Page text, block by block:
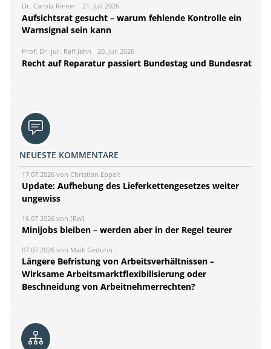
Dr. Carola Rinker 21. Juli 2026
Aufsichtsrat gesucht – warum fehlende Kontrolle ein
Warnsignal sein kann
Prof. Dr. jur. Ralf Jahn 20. Juli 2026
Recht auf Reparatur passiert Bundestag und Bundesrat
NEUESTE KOMMENTARE
17.07.2026 von Christian Eppelt
Update: Aufhebung des Lieferkettengesetzes weiter
ungewiss
16.07.2026 von [Rw]
Minijobs bleiben – werden aber in der Regel teurer
07.07.2026 von Maik Geduhn
Längere Befristung von Arbeitsverhältnissen –
Wirksame Arbeitsmarktflexibilisierung oder
Beschneidung von Arbeitnehmerrechten?